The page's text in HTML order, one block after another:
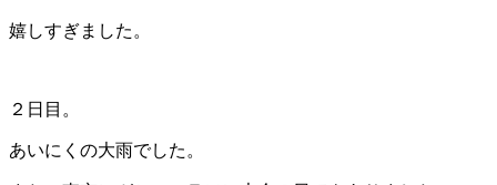
嬉しすぎました。
２日目。
あいにくの大雨でした。